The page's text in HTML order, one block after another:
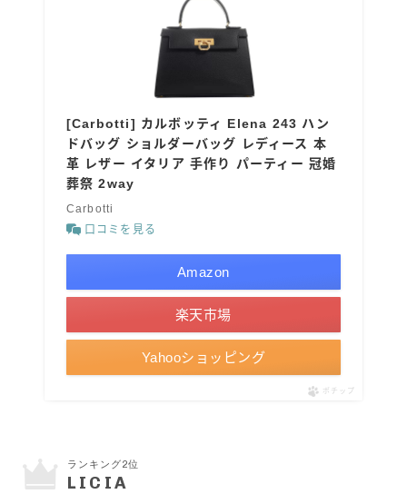
[Carbotti] カルボッティ Elena 243 ハン
ドバッグ ショルダーバッグ レディース 本
革 レザー イタリア 手作り パーティー 冠婚
葬祭 2way
Carbotti
口コミを見る
Amazon
楽天市場
Yahooショッピング
ポチップ
ランキング2位
LICIA